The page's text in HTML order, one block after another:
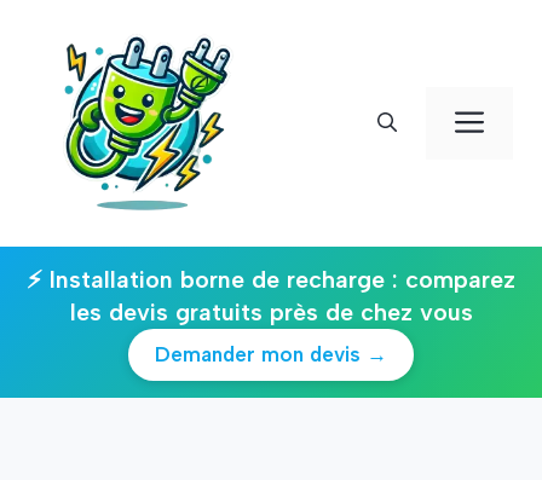
contenu
⚡ Installation borne de recharge : comparez
les devis gratuits près de chez vous
Demander mon devis →